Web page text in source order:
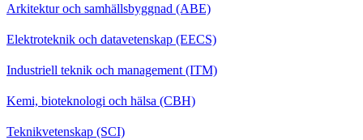
Arkitektur och samhällsbyggnad (ABE)
Elektroteknik och datavetenskap (EECS)
Industriell teknik och management (ITM)
Kemi, bioteknologi och hälsa (CBH)
Teknikvetenskap (SCI)